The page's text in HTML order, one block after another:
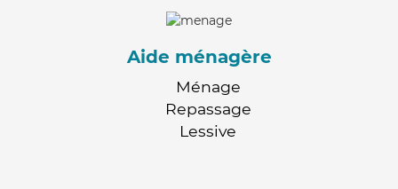
Aide ménagère
Ménage
Repassage
Lessive